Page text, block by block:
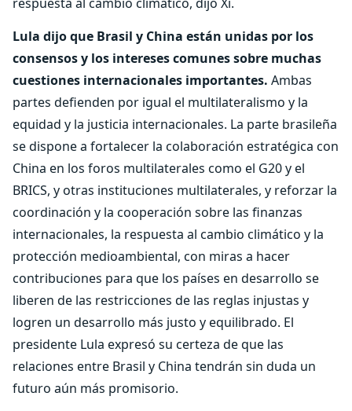
Lula dijo que Brasil y China están unidas por los
consensos y los intereses comunes sobre muchas
cuestiones internacionales importantes. Ambas
partes defienden por igual el multilateralismo y la
equidad y la justicia internacionales. La parte brasileña
se dispone a fortalecer la colaboración estratégica con
China en los foros multilaterales como el G20 y el
BRICS, y otras instituciones multilaterales, y reforzar la
coordinación y la cooperación sobre las finanzas
internacionales, la respuesta al cambio climático y la
protección medioambiental, con miras a hacer
contribuciones para que los países en desarrollo se
liberen de las restricciones de las reglas injustas y
logren un desarrollo más justo y equilibrado. El
presidente Lula expresó su certeza de que las
relaciones entre Brasil y China tendrán sin duda un
futuro aún más promisorio.